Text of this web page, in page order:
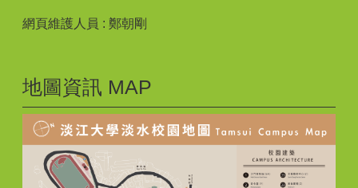
網頁維護人員 : 鄭朝剛
地圖資訊 MAP